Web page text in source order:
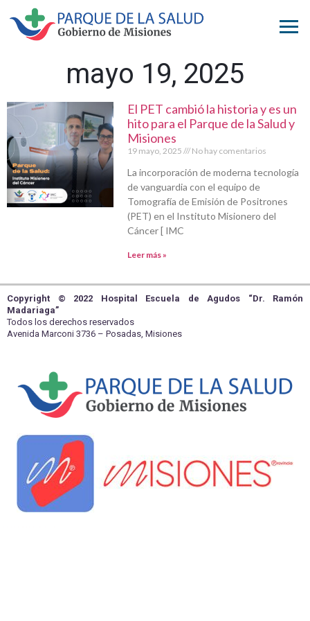
mayo 19, 2025
El PET cambió la historia y es un
hito para el Parque de la Salud y
Misiones
19 mayo, 2025 No hay comentarios
La incorporación de moderna tecnología
de vanguardia con el equipo de
Tomografía de Emisión de Positrones
(PET) en el Instituto Misionero del
Cáncer [ IMC
Leer más »
Copyright © 2022 Hospital Escuela de Agudos “Dr. Ramón
Madariaga”
Todos los derechos reservados
Avenida Marconi 3736 – Posadas, Misiones